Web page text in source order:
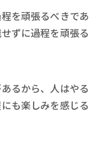
を頑張るべきであ
ずに過程を頑張る
るから、人はやる
も楽しみを感じる